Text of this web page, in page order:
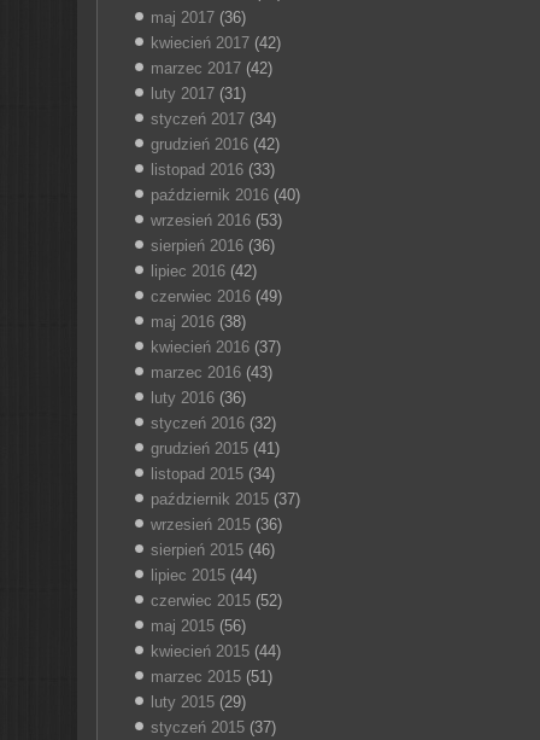
maj 2017(36)
kwiecień 2017(42)
marzec 2017(42)
luty 2017(31)
styczeń 2017(34)
grudzień 2016(42)
listopad 2016(33)
październik 2016(40)
wrzesień 2016(53)
sierpień 2016(36)
lipiec 2016(42)
czerwiec 2016(49)
maj 2016(38)
kwiecień 2016(37)
marzec 2016(43)
luty 2016(36)
styczeń 2016(32)
grudzień 2015(41)
listopad 2015(34)
październik 2015(37)
wrzesień 2015(36)
sierpień 2015(46)
lipiec 2015(44)
czerwiec 2015(52)
maj 2015(56)
kwiecień 2015(44)
marzec 2015(51)
luty 2015(29)
styczeń 2015(37)